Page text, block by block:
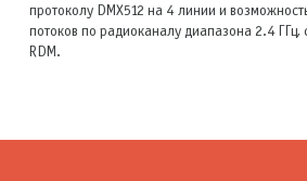
протоколу DMX512 на 4 линии и
потоков по радиоканалу диапазона 2.4 ГГц,
RDM.